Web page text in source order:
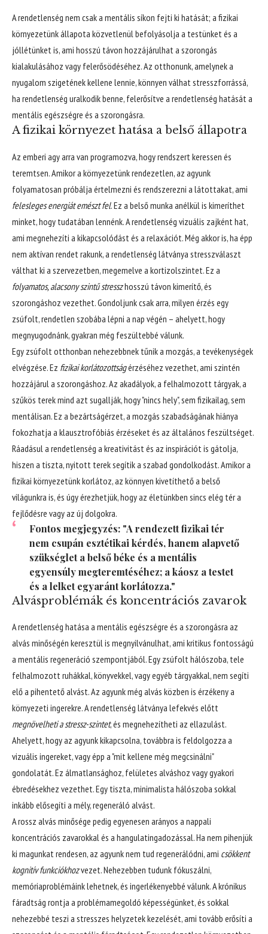
A rendetlenség nem csak a mentális síkon fejti ki hatását; a fizikai
környezetünk állapota közvetlenül befolyásolja a testünket és a
jóllétünket is, ami hosszú távon hozzájárulhat a szorongás
kialakulásához vagy felerősödéséhez. Az otthonunk, amelynek a
nyugalom szigetének kellene lennie, könnyen válhat stresszforrássá,
ha rendetlenség uralkodik benne, felerősítve a rendetlenség hatását a
mentális egészségre és a szorongásra.
A fizikai környezet hatása a belső állapotra
Az emberi agy arra van programozva, hogy rendszert keressen és
teremtsen. Amikor a környezetünk rendezetlen, az agyunk
folyamatosan próbálja értelmezni és rendszerezni a látottakat, ami
felesleges energiát emészt fel. Ez a belső munka anélkül is kimeríthet
minket, hogy tudatában lennénk. A rendetlenség vizuális zajként hat,
ami megnehezíti a kikapcsolódást és a relaxációt. Még akkor is, ha épp
nem aktívan rendet rakunk, a rendetlenség látványa stresszválaszt
válthat ki a szervezetben, megemelve a kortizolszintet. Ez a
folyamatos, alacsony szintű stresszhosszú távon kimerítő, és
szorongáshoz vezethet. Gondoljunk csak arra, milyen érzés egy
zsúfolt, rendetlen szobába lépni a nap végén – ahelyett, hogy
megnyugodnánk, gyakran még feszültebbé válunk.
Egy zsúfolt otthonban nehezebbnek tűnik a mozgás, a tevékenységek
elvégzése. Ez fizikai korlátozottságérzéséhez vezethet, ami szintén
hozzájárul a szorongáshoz. Az akadályok, a felhalmozott tárgyak, a
szűkös terek mind azt sugallják, hogy "nincs hely", sem fizikailag, sem
mentálisan. Ez a bezártságérzet, a mozgás szabadságának hiánya
fokozhatja a klausztrofóbiás érzéseket és az általános feszültséget.
Ráadásul a rendetlenség a kreativitást és az inspirációt is gátolja,
hiszen a tiszta, nyitott terek segítik a szabad gondolkodást. Amikor a
fizikai környezetünk korlátoz, az könnyen kivetíthető a belső
világunkra is, és úgy érezhetjük, hogy az életünkben sincs elég tér a
fejlődésre vagy az új dolgokra.
Fontos megjegyzés: "A rendezett fizikai tér
nem csupán esztétikai kérdés, hanem alapvető
szükséglet a belső béke és a mentális
egyensúly megteremtéséhez; a káosz a testet
és a lelket egyaránt korlátozza."
Alvásproblémák és koncentrációs zavarok
A rendetlenség hatása a mentális egészségre és a szorongásra az
alvás minőségén keresztül is megnyilvánulhat, ami kritikus fontosságú
a mentális regeneráció szempontjából. Egy zsúfolt hálószoba, tele
felhalmozott ruhákkal, könyvekkel, vagy egyéb tárgyakkal, nem segíti
elő a pihentető alvást. Az agyunk még alvás közben is érzékeny a
környezeti ingerekre. A rendetlenség látványa lefekvés előtt
megnövelheti a stressz-szintet, és megnehezítheti az ellazulást.
Ahelyett, hogy az agyunk kikapcsolna, továbbra is feldolgozza a
vizuális ingereket, vagy épp a "mit kellene még megcsinálni"
gondolatát. Ez álmatlansághoz, felületes alváshoz vagy gyakori
ébredésekhez vezethet. Egy tiszta, minimalista hálószoba sokkal
inkább elősegíti a mély, regeneráló alvást.
A rossz alvás minősége pedig egyenesen arányos a nappali
koncentrációs zavarokkal és a hangulatingadozással. Ha nem pihenjük
ki magunkat rendesen, az agyunk nem tud regenerálódni, ami csökkent
kognitív funkciókhozvezet. Nehezebben tudunk fókuszálni,
memóriaproblémáink lehetnek, és ingerlékenyebbé válunk. A krónikus
fáradtság rontja a problémamegoldó képességünket, és sokkal
nehezebbé teszi a stresszes helyzetek kezelését, ami tovább erősíti a